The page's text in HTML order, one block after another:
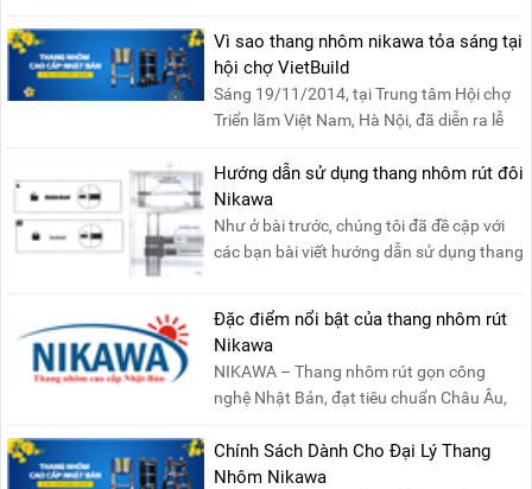
Vì sao thang nhôm nikawa tỏa sáng tại
hội chợ VietBuild
Sáng 19/11/2014, tại Trung tâm Hội chợ
Triển lãm Việt Nam, Hà Nội, đã diễn ra lễ
khai mạc “Triể....
Hướng dẫn sử dụng thang nhôm rút đôi
Nikawa
Như ở bài trước, chúng tôi đã đề cập với
các bạn bài viết hướng dẫn sử dụng thang
Đặc điểm nổi bật của thang nhôm rút
Nikawa
NIKAWA – Thang nhôm rút gọn công
nghệ Nhật Bản, đạt tiêu chuẩn Châu Âu,
đảm bảo sự an toàn tuy....
Chính Sách Dành Cho Đại Lý Thang
Nhôm Nikawa